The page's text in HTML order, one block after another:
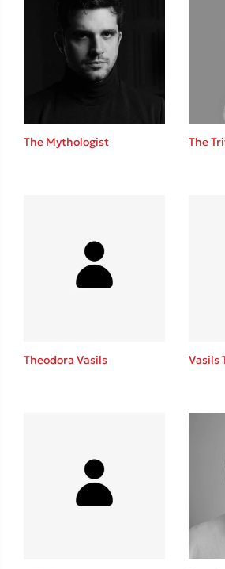
Ιωάννης
Ένας γίγαντας στο
Δανάη
Δημοφιλείς Συγγραφείς
Φυστίκι ΠουΚυλάει
The Mythologist The
Theodora Vasils Vasils